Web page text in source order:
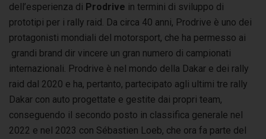
dell’esperienza di Prodrive in termini di sviluppo di
prototipi per i rally raid. Da circa 40 anni, Prodrive è uno dei
protagonisti mondiali del motorsport, che ha permesso ai
grandi brand dir vincere un gran numero di campionati
internazionali. Prodrive è nel mondo della Dakar e dei rally
raid dal 2020 e ha, pertanto, partecipato agli ultimi tre rally
Dakar con auto progettate e gestite dai propri team,
conseguendo il secondo posto in classifica generale nel
2022 e nel 2023 con Sébastien Loeb, che ora fa parte del